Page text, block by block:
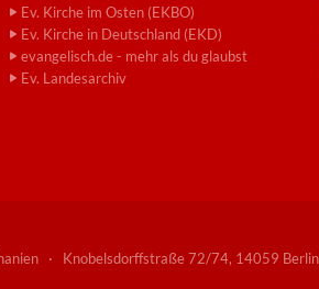
Ev. Kirche im Osten (EKBO)
Ev. Kirche in Deutschland (EKD)
evangelisch.de - mehr als du glaubst
Ev. Landesarchiv
· Knobelsdorffstraße 72/74, 14059